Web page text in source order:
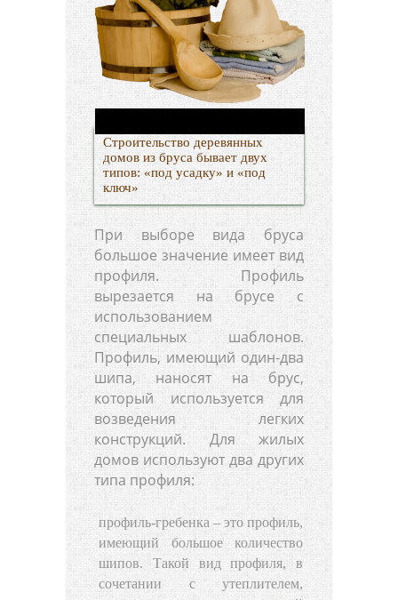
Строительство деревянных
домов из бруса бывает двух
типов: «под усадку» и «под
ключ»
При выборе вида бруса
большое значение имеет вид
профиля. Профиль
вырезается на брусе с
использованием
специальных шаблонов.
Профиль, имеющий один-два
шипа, наносят на брус,
который используется для
возведения легких
конструкций. Для жилых
домов используют два других
типа профиля:
профиль-гребенка – это профиль,
имеющий большое количество
шипов. Такой вид профиля, в
сочетании с утеплителем,